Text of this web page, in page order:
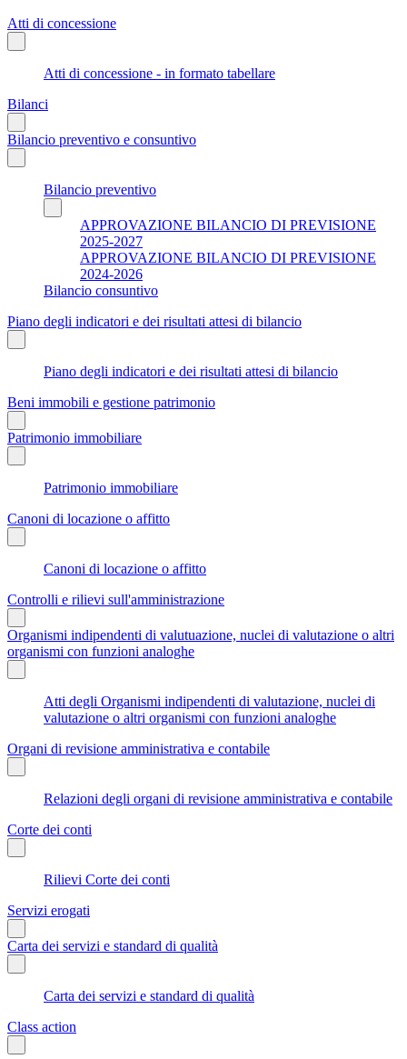
Atti di concessione
Atti di concessione - in formato tabellare
Bilanci
Bilancio preventivo e consuntivo
Bilancio preventivo
APPROVAZIONE BILANCIO DI PREVISIONE
2025-2027
APPROVAZIONE BILANCIO DI PREVISIONE
2024-2026
Bilancio consuntivo
Piano degli indicatori e dei risultati attesi di bilancio
Piano degli indicatori e dei risultati attesi di bilancio
Beni immobili e gestione patrimonio
Patrimonio immobiliare
Patrimonio immobiliare
Canoni di locazione o affitto
Canoni di locazione o affitto
Controlli e rilievi sull'amministrazione
Organismi indipendenti di valutuazione, nuclei di valutazione o altri
organismi con funzioni analoghe
Atti degli Organismi indipendenti di valutazione, nuclei di
valutazione o altri organismi con funzioni analoghe
Organi di revisione amministrativa e contabile
Relazioni degli organi di revisione amministrativa e contabile
Corte dei conti
Rilievi Corte dei conti
Servizi erogati
Carta dei servizi e standard di qualità
Carta dei servizi e standard di qualità
Class action